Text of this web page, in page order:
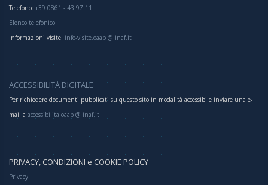
Telefono: +39 0861 - 43 97 11
Elenco telefonico
Informazioni visite: info-visite.oaab @ inaf.it
ACCESSIBILITÀ DIGITALE
Per richiedere documenti pubblicati su questo sito in modalità accessibile inviare una e-
mail a accessibilita.oaab @ inaf.it
PRIVACY, CONDIZIONI e COOKIE POLICY
Privacy